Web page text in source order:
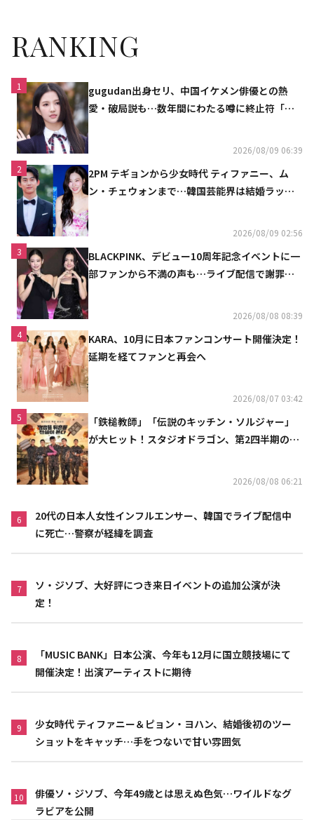
RANKING
1
gugudan出身セリ、中国イケメン俳優との熱
愛・破局説も…数年間にわたる噂に終止符「邪
2026/08/09 06:39
2
2PM テギョンから少女時代 ティファニー、ム
ン・チェウォンまで…韓国芸能界は結婚ラッシ
2026/08/09 02:56
3
BLACKPINK、デビュー10周年記念イベントに一
部ファンから不満の声も…ライブ配信で謝罪
2026/08/08 08:39
4
KARA、10月に日本ファンコンサート開催決定！
延期を経てファンと再会へ
2026/08/07 03:42
5
「鉄槌教師」「伝説のキッチン・ソルジャー」
が大ヒット！スタジオドラゴン、第2四半期の売
2026/08/08 06:21
6
20代の日本人女性インフルエンサー、韓国でライブ配信中
に死亡…警察が経緯を調査
7
ソ・ジソブ、大好評につき来日イベントの追加公演が決
定！
8
「MUSIC BANK」日本公演、今年も12月に国立競技場にて
開催決定！出演アーティストに期待
9
少女時代 ティファニー＆ピョン・ヨハン、結婚後初のツー
ショットをキャッチ…手をつないで甘い雰囲気
10
俳優ソ・ジソブ、今年49歳とは思えぬ色気…ワイルドなグ
ラビアを公開